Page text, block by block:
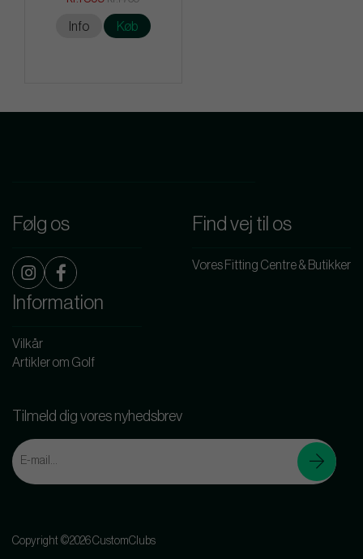
Info Køb
Følg os Find vej til os
Vores Fitting Centre & Butikker
Information
Vilkår
Artikler om Golf
Tilmeld dig vores nyhedsbrev
Copyright ©2026 CustomClubs